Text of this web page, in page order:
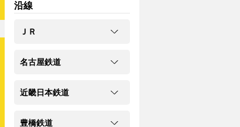
沿線
ＪＲ
名古屋鉄道
近畿日本鉄道
豊橋鉄道